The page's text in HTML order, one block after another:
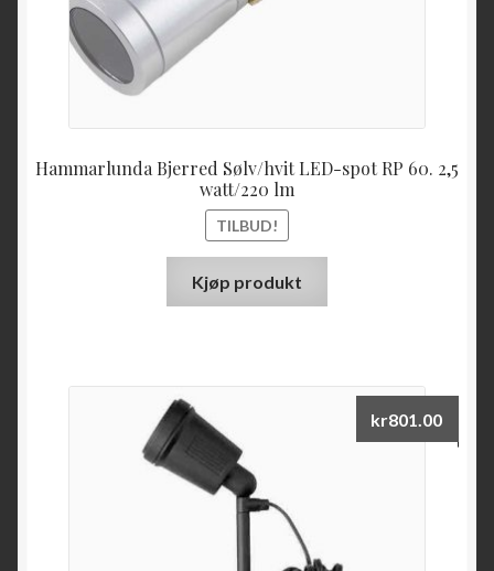
Hammarlunda Bjerred Sølv/hvit LED-spot RP 60. 2,5
watt/220 lm
TILBUD!
Kjøp produkt
kr801.00